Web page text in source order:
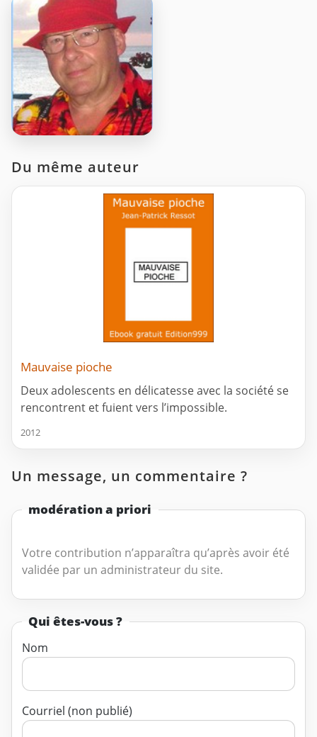
Du même auteur
Mauvaise pioche
Deux adolescents en délicatesse avec la société se
rencontrent et fuient vers l’impossible.
2012
Un message, un commentaire ?
modération a priori
Votre contribution n’apparaîtra qu’après avoir été
validée par un administrateur du site.
Qui êtes-vous ?
Nom
Courriel (non publié)